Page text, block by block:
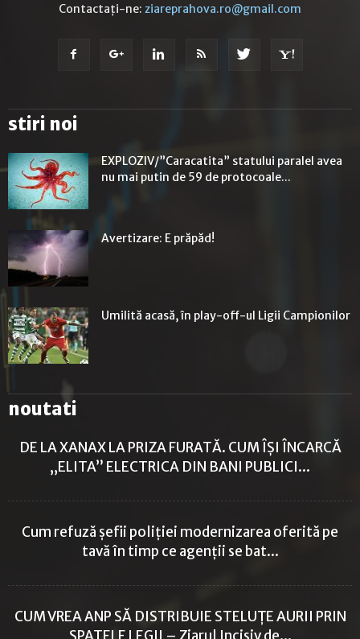
Contactați-ne: ziareprahova.ro@gmail.com
stiri noi
EXPLOZIV/”Caracatita” statului paralel avea
nu mai putin de 59 de protocoale...
Avertizare: E prăpăd!
Umilită acasă, în play-off-ul Ligii Campionilor
noutati
DE LA XANAX LA PRIZA FURATĂ. CUM ÎȘI ÎNCARCĂ
„ELITA” ELECTRICA DIN BANI PUBLICI...
Cum refuză șefii poliției modernizarea oferită pe
tavă în timp ce agenții se bat...
CUM VREA ANP SĂ DISTRIBUIE STELUȚE AURII PRIN